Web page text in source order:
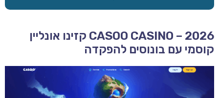
CASOO CASINO – 2026 קזינו אונליין
קוסמי עם בונוסים להפקדה